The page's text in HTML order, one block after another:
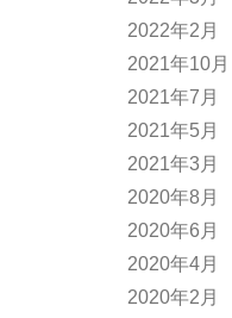
2022年2月
2021年10月
2021年7月
2021年5月
2021年3月
2020年8月
2020年6月
2020年4月
2020年2月